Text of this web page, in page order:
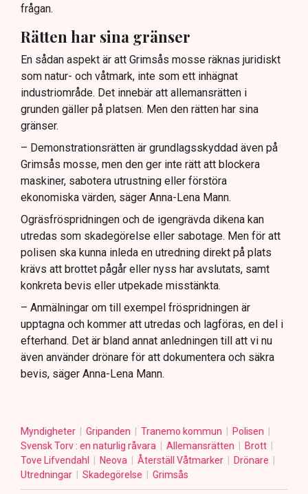
frågan.
Rätten har sina gränser
En sådan aspekt är att Grimsås mosse räknas juridiskt
som natur- och våtmark, inte som ett inhägnat
industriområde. Det innebär att allemansrätten i
grunden gäller på platsen. Men den rätten har sina
gränser.
– Demonstrationsrätten är grundlagsskyddad även på
Grimsås mosse, men den ger inte rätt att blockera
maskiner, sabotera utrustning eller förstöra
ekonomiska värden, säger Anna-Lena Mann.
Ogräsfröspridningen och de igengrävda dikena kan
utredas som skadegörelse eller sabotage. Men för att
polisen ska kunna inleda en utredning direkt på plats
krävs att brottet pågår eller nyss har avslutats, samt
konkreta bevis eller utpekade misstänkta.
– Anmälningar om till exempel fröspridningen är
upptagna och kommer att utredas och lagföras, en del i
efterhand. Det är bland annat anledningen till att vi nu
även använder drönare för att dokumentera och säkra
bevis, säger Anna-Lena Mann.
Myndigheter Gripanden Tranemo kommun
Polisen
Svensk Torv : en naturlig råvara
Allemansrätten
Brott
Tove Lifvendahl
Neova Återställ Våtmarker
Drönare
Utredningar
Skadegörelse Grimsås